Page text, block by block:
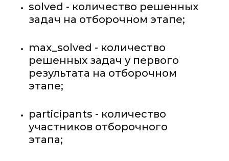
solved - количество решенных
задач на отборочном этапе;
max_solved - количество
решенных задач у первого
результата на отборочном
этапе;
participants - количество
участников отборочного
этапа;